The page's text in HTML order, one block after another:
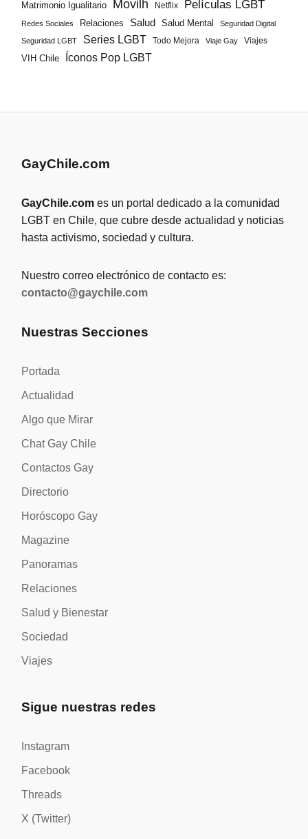
Matrimonio Igualitario Movilh Netflix Películas LGBT
Redes Sociales Relaciones Salud Salud Mental Seguridad Digital
Seguridad LGBT Series LGBT Todo Mejora Viaje Gay
Viajes
VIH Chile
Íconos Pop LGBT
GayChile.com
GayChile.com es un portal dedicado a la comunidad
LGBT en Chile, que cubre desde actualidad y noticias
hasta activismo, sociedad y cultura.
Nuestro correo electrónico de contacto es:
contacto@gaychile.com
Nuestras Secciones
Portada
Actualidad
Algo que Mirar
Chat Gay Chile
Contactos Gay
Directorio
Horóscopo Gay
Magazine
Panoramas
Relaciones
Salud y Bienestar
Sociedad
Viajes
Sigue nuestras redes
Instagram
Facebook
Threads
X (Twitter)